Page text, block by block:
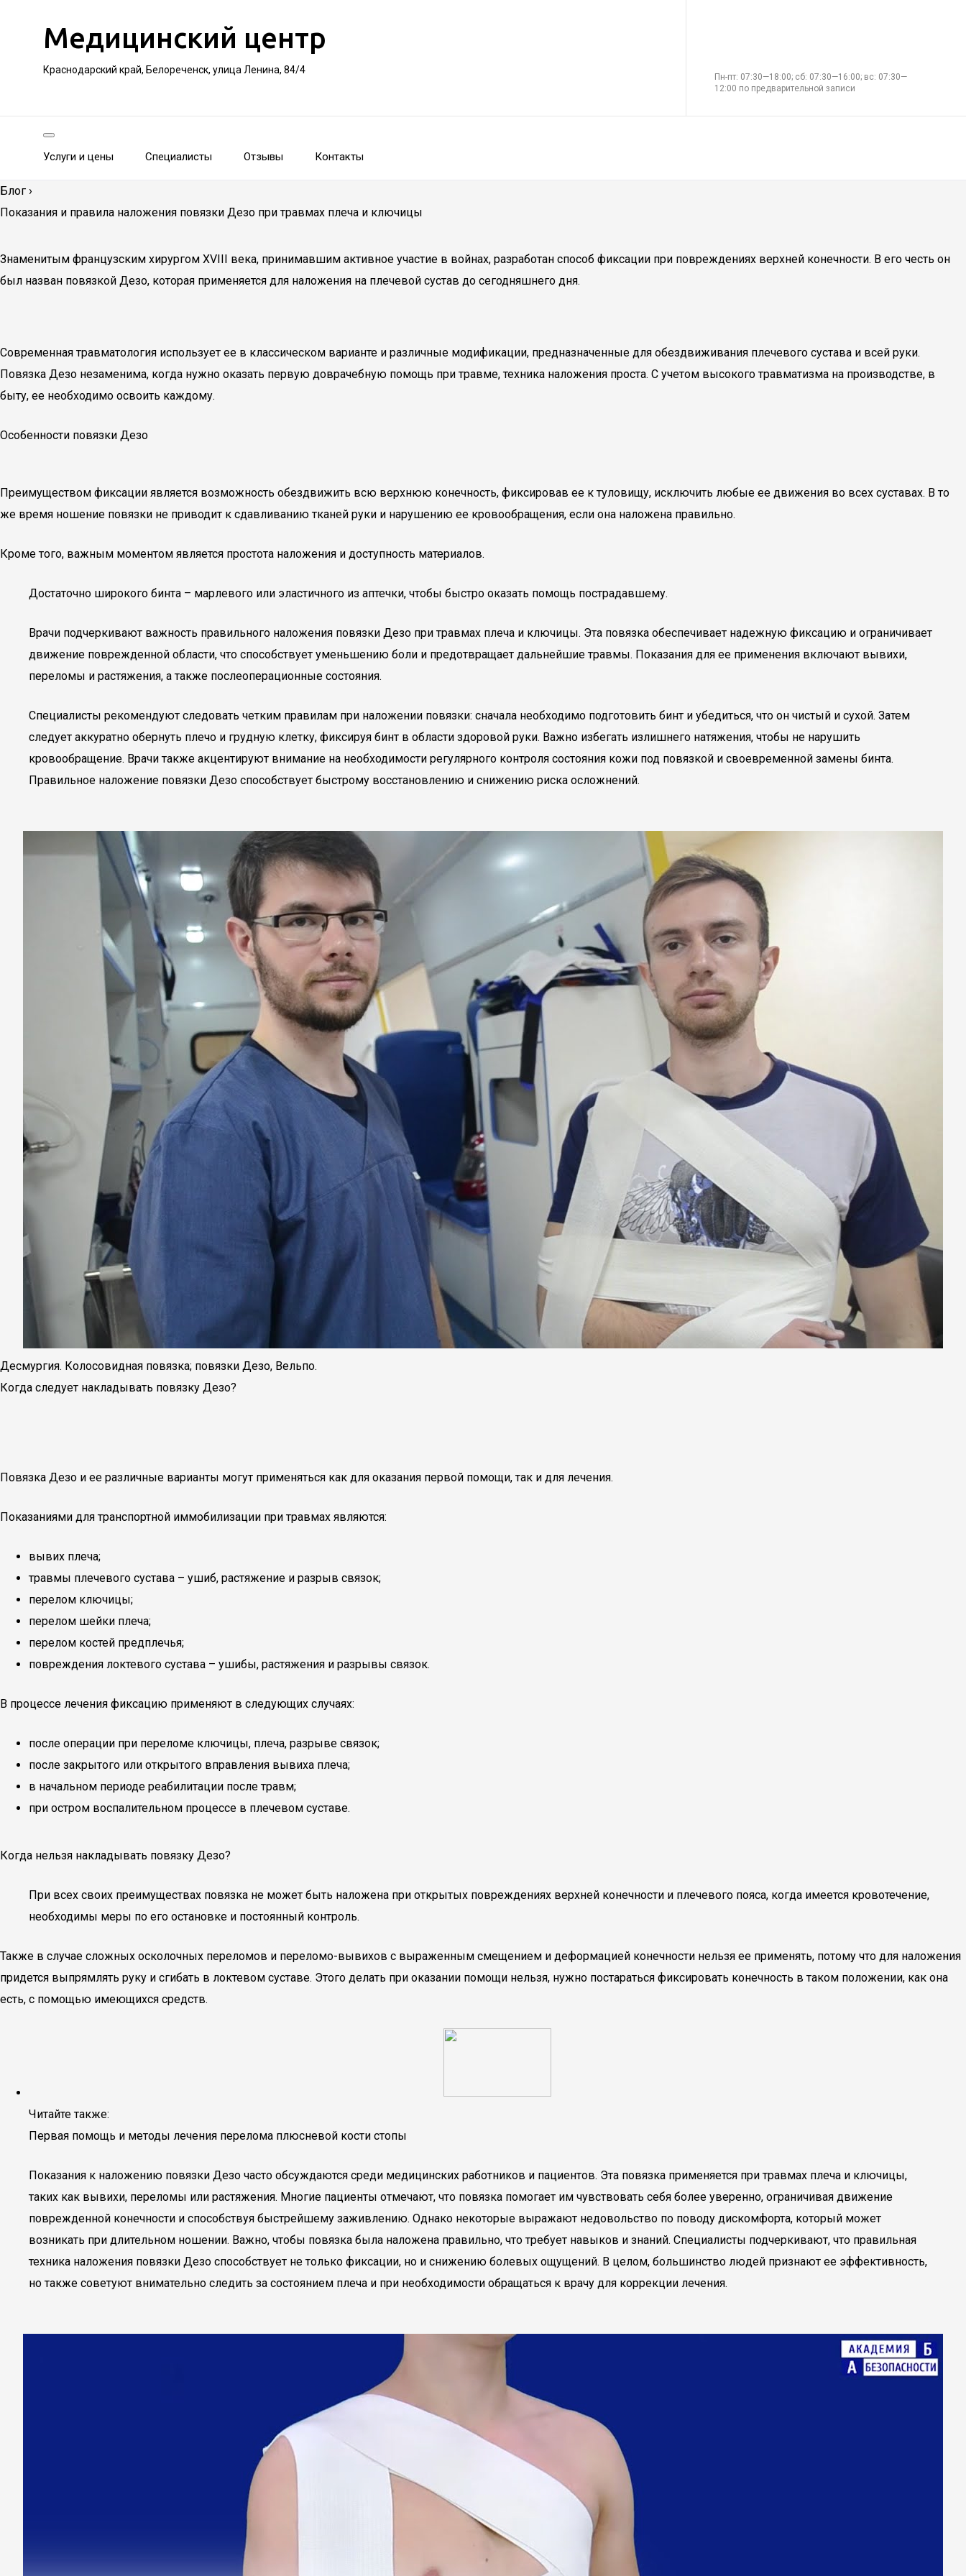
Медицинский центр
Краснодарский край, Белореченск, улица Ленина, 84/4
Пн-пт: 07:30—18:00; сб: 07:30—16:00; вс: 07:30—
12:00 по предварительной записи
Услуги и цены Специалисты Отзывы Контакты
Блог ›
Показания и правила наложения повязки Дезо при травмах плеча и ключицы
Знаменитым французским хирургом XVIII века, принимавшим активное участие в войнах, разработан способ фиксации при повреждениях верхней конечности. В его честь он
был назван повязкой Дезо, которая применяется для наложения на плечевой сустав до сегодняшнего дня.
Современная травматология использует ее в классическом варианте и различные модификации, предназначенные для обездвиживания плечевого сустава и всей руки.
Повязка Дезо незаменима, когда нужно оказать первую доврачебную помощь при травме, техника наложения проста. С учетом высокого травматизма на производстве, в
быту, ее необходимо освоить каждому.
Особенности повязки Дезо
Преимуществом фиксации является возможность обездвижить всю верхнюю конечность, фиксировав ее к туловищу, исключить любые ее движения во всех суставах. В то
же время ношение повязки не приводит к сдавливанию тканей руки и нарушению ее кровообращения, если она наложена правильно.
Кроме того, важным моментом является простота наложения и доступность материалов.
Достаточно широкого бинта – марлевого или эластичного из аптечки, чтобы быстро оказать помощь пострадавшему.
Врачи подчеркивают важность правильного наложения повязки Дезо при травмах плеча и ключицы. Эта повязка обеспечивает надежную фиксацию и ограничивает
движение поврежденной области, что способствует уменьшению боли и предотвращает дальнейшие травмы. Показания для ее применения включают вывихи,
переломы и растяжения, а также послеоперационные состояния.
Специалисты рекомендуют следовать четким правилам при наложении повязки: сначала необходимо подготовить бинт и убедиться, что он чистый и сухой. Затем
следует аккуратно обернуть плечо и грудную клетку, фиксируя бинт в области здоровой руки. Важно избегать излишнего натяжения, чтобы не нарушить
кровообращение. Врачи также акцентируют внимание на необходимости регулярного контроля состояния кожи под повязкой и своевременной замены бинта.
Правильное наложение повязки Дезо способствует быстрому восстановлению и снижению риска осложнений.
Десмургия. Колосовидная повязка; повязки Дезо, Вельпо.
Когда следует накладывать повязку Дезо?
Повязка Дезо и ее различные варианты могут применяться как для оказания первой помощи, так и для лечения.
Показаниями для транспортной иммобилизации при травмах являются:
вывих плеча;
травмы плечевого сустава – ушиб, растяжение и разрыв связок;
перелом ключицы;
перелом шейки плеча;
перелом костей предплечья;
повреждения локтевого сустава – ушибы, растяжения и разрывы связок.
В процессе лечения фиксацию применяют в следующих случаях:
после операции при переломе ключицы, плеча, разрыве связок;
после закрытого или открытого вправления вывиха плеча;
в начальном периоде реабилитации после травм;
при остром воспалительном процессе в плечевом суставе.
Когда нельзя накладывать повязку Дезо?
При всех своих преимуществах повязка не может быть наложена при открытых повреждениях верхней конечности и плечевого пояса, когда имеется кровотечение,
необходимы меры по его остановке и постоянный контроль.
Также в случае сложных осколочных переломов и переломо-вывихов с выраженным смещением и деформацией конечности нельзя ее применять, потому что для наложения
придется выпрямлять руку и сгибать в локтевом суставе. Этого делать при оказании помощи нельзя, нужно постараться фиксировать конечность в таком положении, как она
есть, с помощью имеющихся средств.
Читайте также:
Первая помощь и методы лечения перелома плюсневой кости стопы
Показания к наложению повязки Дезо часто обсуждаются среди медицинских работников и пациентов. Эта повязка применяется при травмах плеча и ключицы,
таких как вывихи, переломы или растяжения. Многие пациенты отмечают, что повязка помогает им чувствовать себя более уверенно, ограничивая движение
поврежденной конечности и способствуя быстрейшему заживлению. Однако некоторые выражают недовольство по поводу дискомфорта, который может
возникать при длительном ношении. Важно, чтобы повязка была наложена правильно, что требует навыков и знаний. Специалисты подчеркивают, что правильная
техника наложения повязки Дезо способствует не только фиксации, но и снижению болевых ощущений. В целом, большинство людей признают ее эффективность,
но также советуют внимательно следить за состоянием плеча и при необходимости обращаться к врачу для коррекции лечения.